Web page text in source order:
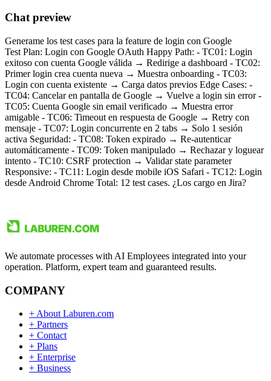
Chat preview
Generame los test cases para la feature de login con Google
Test Plan: Login con Google OAuth Happy Path: - TC01: Login
exitoso con cuenta Google válida → Redirige a dashboard - TC02:
Primer login crea cuenta nueva → Muestra onboarding - TC03:
Login con cuenta existente → Carga datos previos Edge Cases: -
TC04: Cancelar en pantalla de Google → Vuelve a login sin error -
TC05: Cuenta Google sin email verificado → Muestra error
amigable - TC06: Timeout en respuesta de Google → Retry con
mensaje - TC07: Login concurrente en 2 tabs → Solo 1 sesión
activa Seguridad: - TC08: Token expirado → Re-autenticar
automáticamente - TC09: Token manipulado → Rechazar y loguear
intento - TC10: CSRF protection → Validar state parameter
Responsive: - TC11: Login desde mobile iOS Safari - TC12: Login
desde Android Chrome Total: 12 test cases. ¿Los cargo en Jira?
We automate processes with AI Employees integrated into your
operation. Platform, expert team and guaranteed results.
COMPANY
+ About Laburen.com
+ Partners
+ Contact
+ Plans
+ Enterprise
+ Business